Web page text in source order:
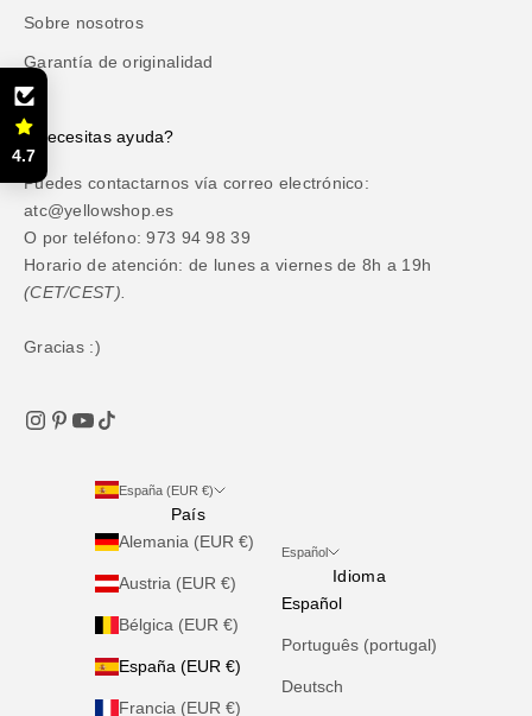
Sobre nosotros
Garantía de originalidad
¿Necesitas ayuda?
Puedes contactarnos vía correo electrónico:
atc@yellowshop.es
O por teléfono: 973 94 98 39
Horario de atención: de lunes a viernes de 8h a 19h
(CET/CEST).
Gracias :)
España (EUR €)
País
Alemania (EUR €)
Austria (EUR €)
Bélgica (EUR €)
España (EUR €)
Francia (EUR €)
Español
Idioma
Español
Português (portugal)
Deutsch
4.7